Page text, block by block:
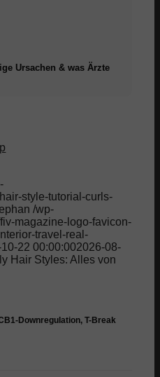
Ursachen & was Ärzte
style-tutorial-curls-
/wp-
magazine-logo-favicon-
travel-real-
22 00:00:002026-08-
Hair Styles: Alles von
Downregulation, T-Break